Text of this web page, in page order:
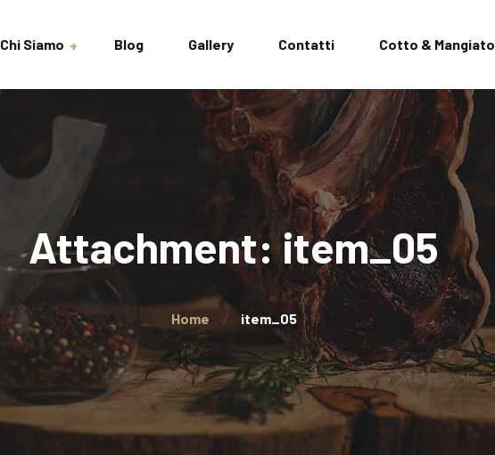
Chi Siamo Blog Gallery Contatti Cotto & Mangiato
Attachment: item_05
Home item_05